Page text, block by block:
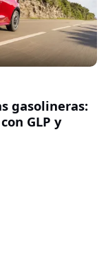
gasolineras:
GLP y